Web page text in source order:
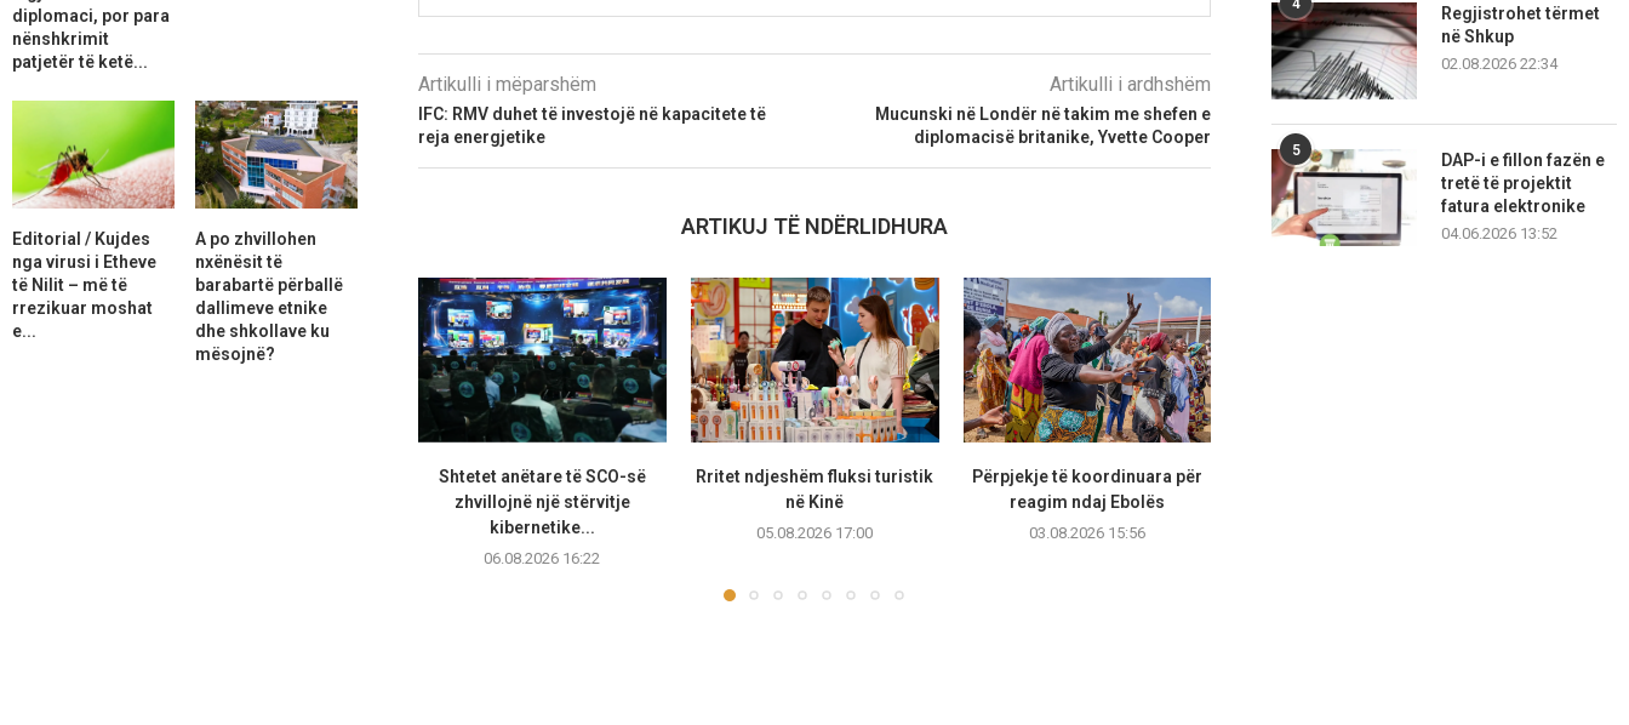
Artikulli i mëparshëm
IFC: RMV duhet të investojë në kapacitete të
reja energjetike
Artikulli i ardhshëm
Mucunski në Londër në takim me shefen e
diplomacisë britanike, Yvette Cooper
ARTIKUJ TË NDËRLIDHURA
Shtetet anëtare të SCO-së
zhvillojnë një stërvitje
kibernetike...
06.08.2026 16:22
Rritet ndjeshëm fluksi turistik
në Kinë
05.08.2026 17:00
Përpjekje të koordinuara për
reagim ndaj Ebolës
03.08.2026 15:56
4
Regjistrohet tërmet
në Shkup
02.08.2026 22:34
5
DAP-i e fillon fazën e
tretë të projektit
fatura elektronike
04.06.2026 13:52
diplomaci, por para
nënshkrimit
patjetër të ketë...
Editorial / Kujdes
nga virusi i Etheve
të Nilit – më të
rrezikuar moshat
e...
A po zhvillohen
nxënësit të
barabartë përballë
dallimeve etnike
dhe shkollave ku
mësojnë?